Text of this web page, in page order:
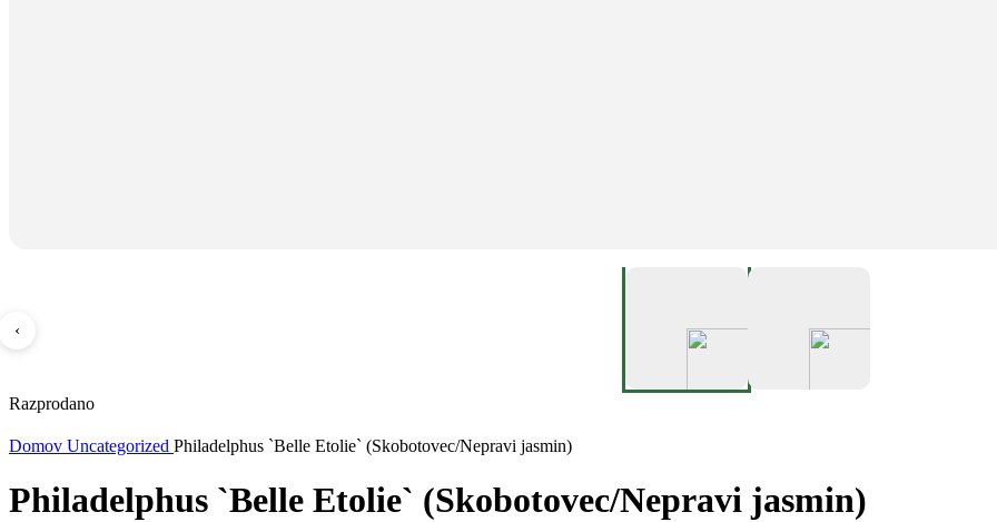
‹
Razprodano
Domov Uncategorized Philadelphus `Belle Etolie` (Skobotovec/Nepravi jasmin)
Philadelphus `Belle Etolie` (Skobotovec/Nepravi jasmin)